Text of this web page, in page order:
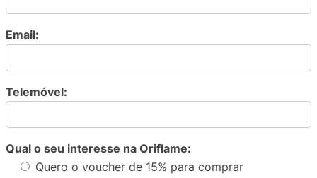
Email:
Telemóvel:
Qual o seu interesse na Oriflame:
Quero o voucher de 15% para comprar